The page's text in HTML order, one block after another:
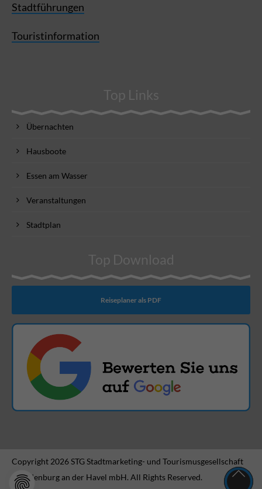
Stadtführungen
Touristinformation
Top Links
Übernachten
Hausboote
Essen am Wasser
Veranstaltungen
Stadtplan
Top Download
Reiseplaner als PDF
Copyright 2026 STG Stadtmarketing- und Tourismusgesellschaft
Brandenburg an der Havel mbH. All Rights Reserved.